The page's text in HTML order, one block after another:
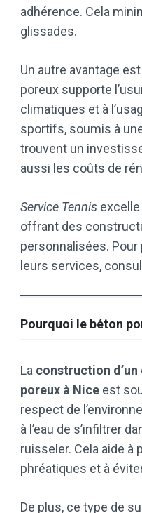
adhérence. Cela
glissades.
Un autre avantage
poreux supporte
climatiques et à
sportifs, soumis à
trouvent un
aussi les coûts de
Service Tennis
offrant des
personnalisées.
leurs services,
Pourquoi le béton
La construction
poreux à Nice est
respect de
à l’eau de s’infiltrer
ruisseler. Cela aide à
phréatiques et à
De plus, ce type de